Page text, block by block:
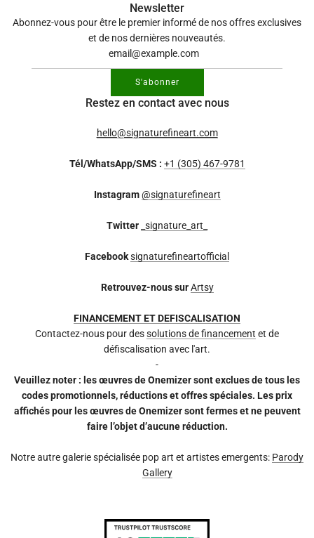
Newsletter
Abonnez-vous pour être le premier informé de nos offres exclusives
et de nos dernières nouveautés.
S'abonner
Restez en contact avec nous
hello@signaturefineart.com
Tél/WhatsApp/SMS : +1 (305) 467-9781
Instagram @signaturefineart
Twitter _signature_art_
Facebooksignaturefineartofficial
Retrouvez-nous sur Artsy
FINANCEMENT ET DEFISCALISATION
Contactez-nous pour dessolutions de financement et de
défiscalisation avec l'art.
-
Veuillez noter : les œuvres de Onemizer sont exclues de tous les
codes promotionnels, réductions et offres spéciales. Les prix
affichés pour les œuvres de Onemizer sont fermes et ne peuvent
faire l’objet d’aucune réduction.
Notre autre galerie spécialisée pop art et artistes emergents: Parody
Gallery